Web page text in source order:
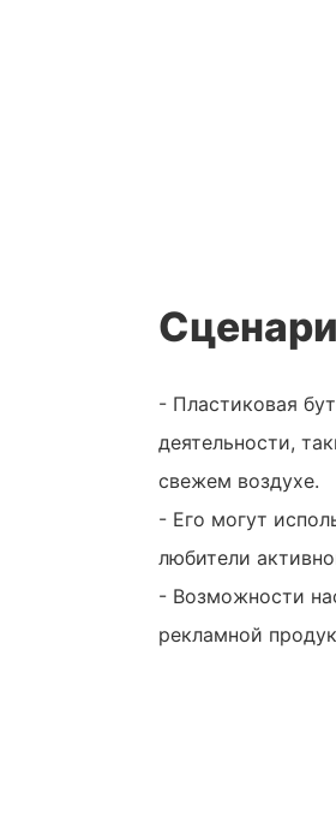
- Пластиковая
деятельности,
свежем воздухе.
- Его могут
любители
- Возможности
рекламной